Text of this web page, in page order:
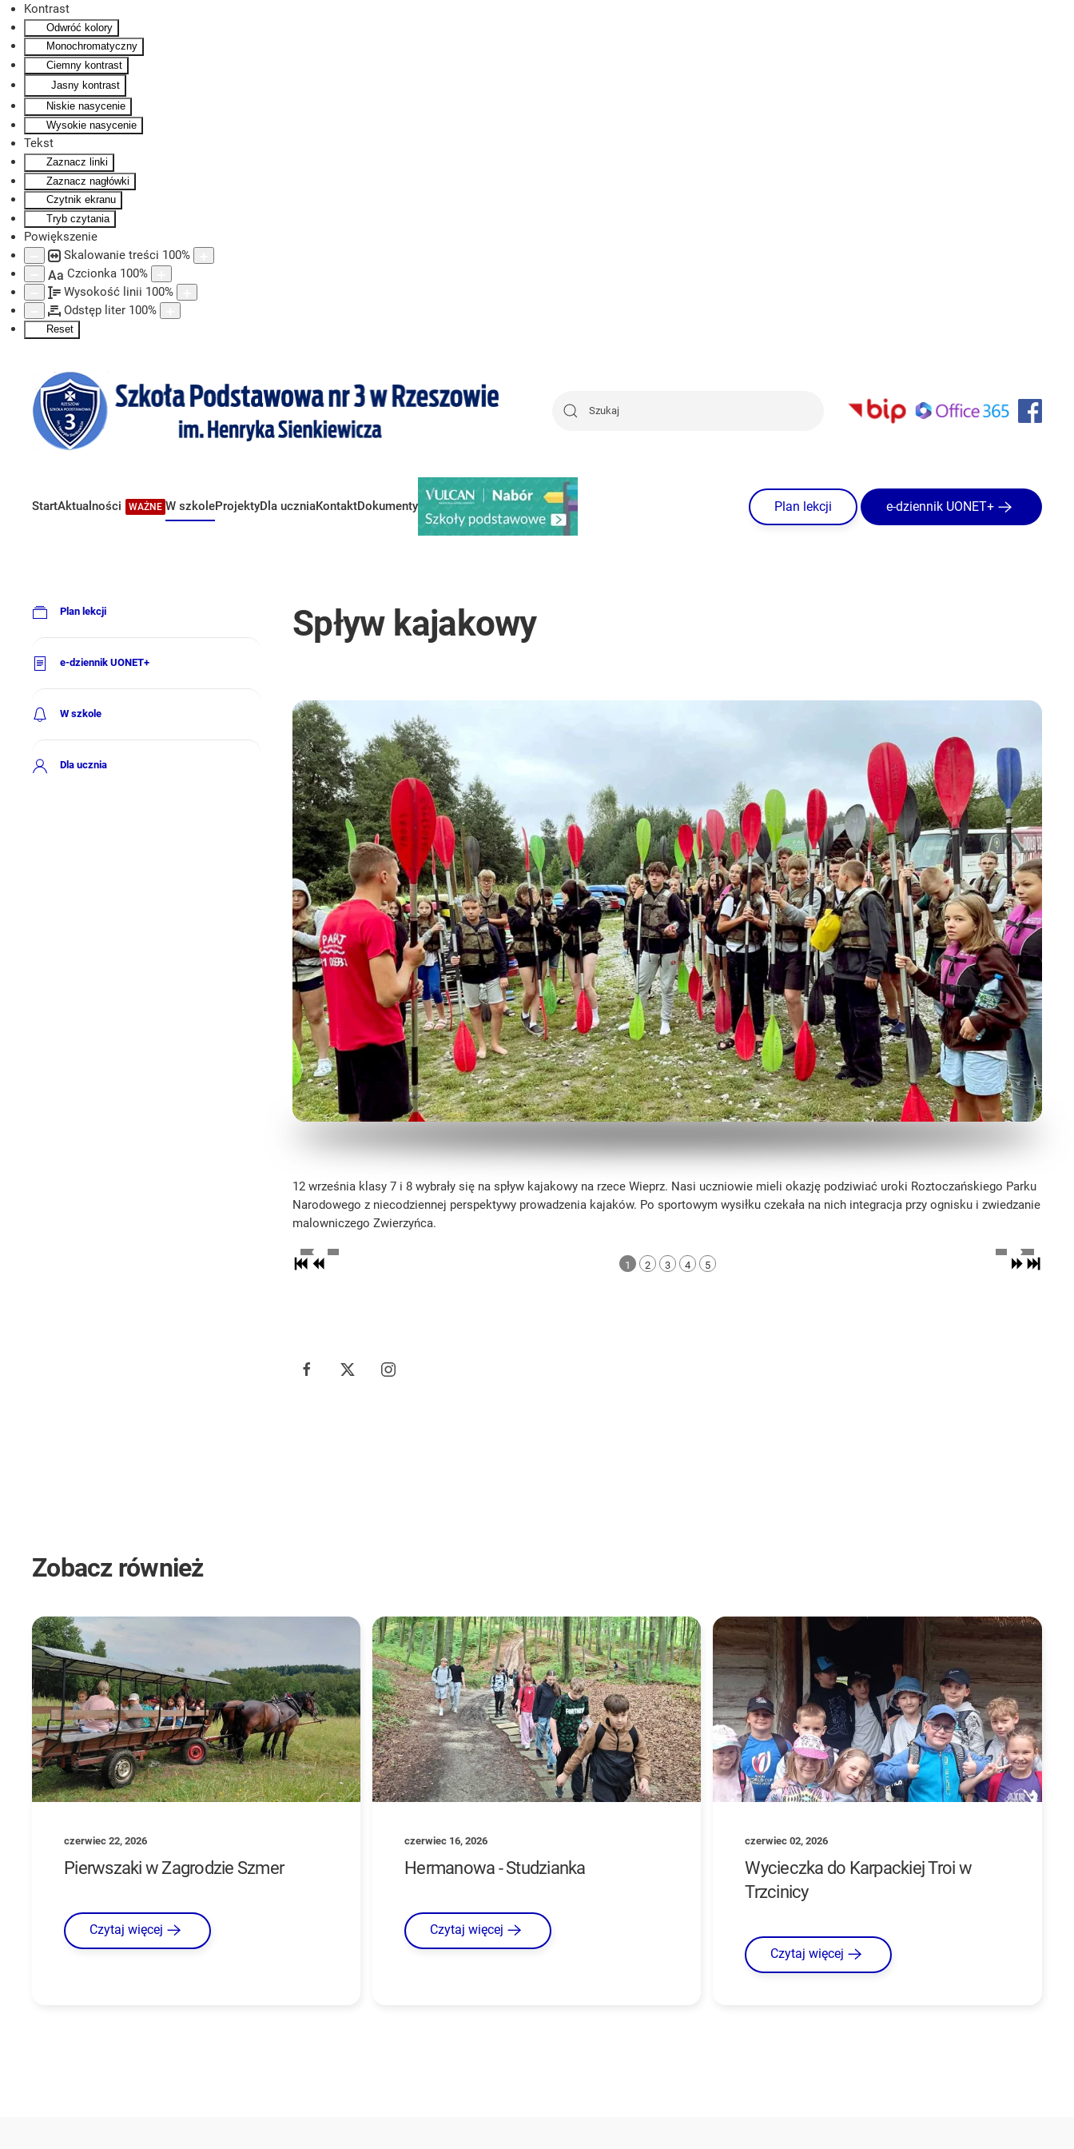
Kontrast
Odwróć kolory
Monochromatyczny
Ciemny kontrast
Jasny kontrast
Niskie nasycenie
Wysokie nasycenie
Tekst
Zaznacz linki
Zaznacz nagłówki
Czytnik ekranu
Tryb czytania
Powiększenie
Skalowanie treści 100%
Aa Czcionka 100%
Wysokość linii 100%
Odstęp liter 100%
Reset
Skip to main content
StartAktualności WAŻNE W szkoleProjektyDla uczniaKontaktDokumenty Plan lekcji e-dziennik UONET+
Plan lekcji
e-dziennik UONET+
W szkole
Dla ucznia
Spływ kajakowy
12 września klasy 7 i 8 wybrały się na spływ kajakowy na rzece Wieprz. Nasi uczniowie mieli okazję podziwiać uroki Roztoczańskiego Parku
Narodowego z niecodziennej perspektywy prowadzenia kajaków. Po sportowym wysiłku czekała na nich integracja przy ognisku i zwiedzanie
malowniczego Zwierzyńca.
1 2 3 4 5
Zobacz również
czerwiec 22, 2026
Pierwszaki w Zagrodzie Szmer
Czytaj więcej
czerwiec 16, 2026
Hermanowa - Studzianka
Czytaj więcej
czerwiec 02, 2026
Wycieczka do Karpackiej Troi w
Trzcinicy
Czytaj więcej